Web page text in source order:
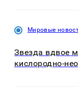
Мировые
Звезда вдвое
кислородно-